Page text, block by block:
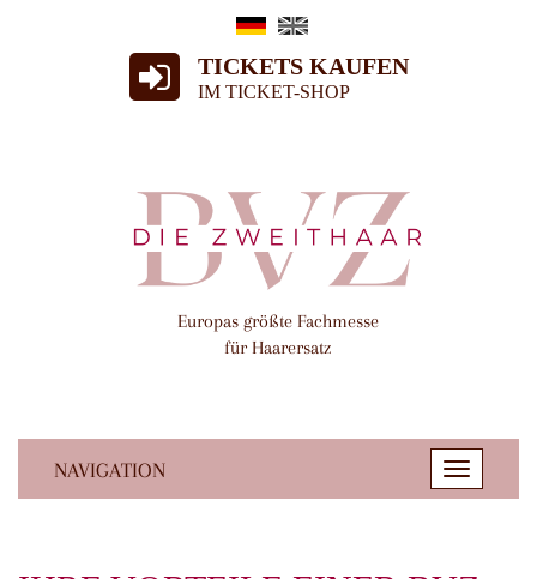
TICKETS KAUFEN
IM TICKET-SHOP
Europas größte Fachmesse
für Haarersatz
NAVIGATION
Toggle